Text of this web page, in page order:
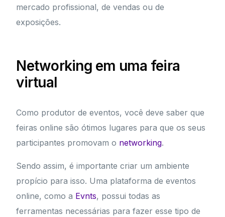
mercado profissional, de vendas ou de
exposições.
Networking em uma feira
virtual
Como produtor de eventos, você deve saber que
feiras online são ótimos lugares para que os seus
participantes promovam o networking.
Sendo assim, é importante criar um ambiente
propício para isso. Uma plataforma de eventos
online, como a Evnts, possui todas as
ferramentas necessárias para fazer esse tipo de